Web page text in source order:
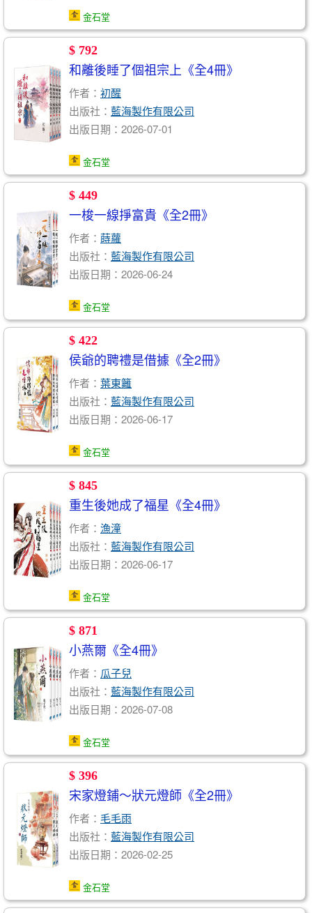
金石堂
$ 792
和離後睡了個祖宗上《全4冊》
作者： 初醒
出版社： 藍海製作有限公司
出版日期：2026-07-01
金石堂
$ 449
一梭一線掙富貴《全2冊》
作者： 蒔蘿
出版社： 藍海製作有限公司
出版日期：2026-06-24
金石堂
$ 422
侯爺的聘禮是借據《全2冊》
作者： 葉東籬
出版社： 藍海製作有限公司
出版日期：2026-06-17
金石堂
$ 845
重生後她成了福星《全4冊》
作者： 漁潼
出版社： 藍海製作有限公司
出版日期：2026-06-17
金石堂
$ 871
小燕爾《全4冊》
作者： 瓜子兒
出版社： 藍海製作有限公司
出版日期：2026-07-08
金石堂
$ 396
宋家燈鋪～狀元燈師《全2冊》
作者： 毛毛雨
出版社： 藍海製作有限公司
出版日期：2026-02-25
金石堂